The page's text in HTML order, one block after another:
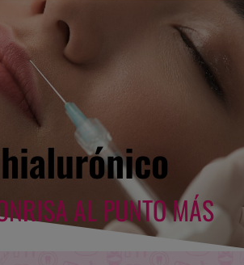
AL PUNTO MÁS